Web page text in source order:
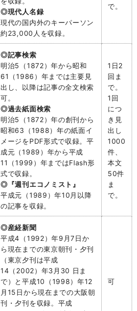
◎現代人名録
現代の国内外のキーパーソン
約23,000人を収録。
で。
◎記事検索
明治5（1872）年から昭和
61（1986）年までは主要見
出し、以降は記事の全文検索
可。
◎過去紙面検索
明治5（1872）年の創刊から
昭和63（1988）年の紙面イ
メージをPDF形式で収録。平
成元（1989 ） 年から平成
11（1999）年まではFlash形
式で収録。
◎『週刊エコノミスト』
平成元（1989）年10月以降
の記事を収録。
1日2
回ま
で。
1回
につ
き 見
出し
1000
件、
本文
50件
ま
で。
◎産経新聞
平成4（1992）年9月7日か
ら現在までの東京朝刊・夕刊
（東京夕刊は平成
14（2002）年3月30 日ま
で）と平成10（1998）年12
月15日から現在までの大阪朝
刊・夕刊を収録。平成
可